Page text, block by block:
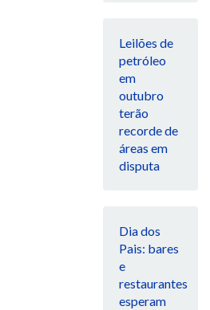
Leilões de
petróleo
em
outubro
terão
recorde de
áreas em
disputa
Dia dos
Pais: bares
e
restaurantes
esperam